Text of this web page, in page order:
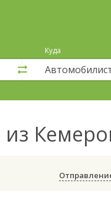
Куда
из